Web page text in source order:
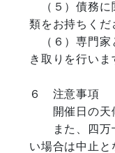
（５）債務に
類をお持ちくだ
（６）専門家
き取りを行いま
６　注意事項
開催日の天候
また、四万十
い場合は中止と